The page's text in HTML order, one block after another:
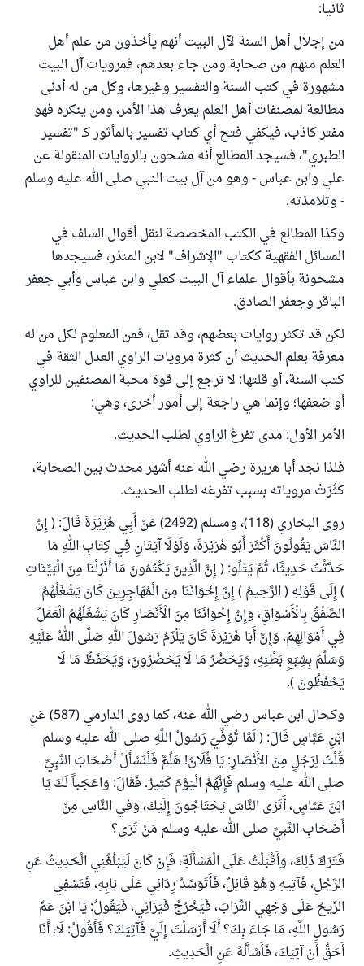
ثانيا:
من إجلال أهل السنة لآل البيت أنهم يأخذون من علم أهل
العلم منهم من صحابة ومن جاء بعدهم، فمرويات آل البيت
مشهورة في كتب السنة والتفسير وغيرها، وكل من له أدنى
مطالعة لمصنفات أهل العلم يعرف هذا الأمر، ومن ينكره فهو
مفتر كاذب، فيكفي فتح أي كتاب تفسير بالمأثور كـ "تفسير
الطبري"، فسيجد المطالع أنه مشحون بالروايات المنقولة عن
علي وابن عباس - وهو من آل بيت النبي صلى الله عليه وسلم
- وتلامذته.
وكذا المطالع في الكتب المخصصة لنقل أقوال السلف في
المسائل الفقهية ككتاب "الإشراف" لابن المنذر، فسيجدها
مشحونة بأقوال علماء آل البيت كعلي وابن عباس وأبي جعفر
الباقر وجعفر الصادق.
لكن قد تكثر روايات بعضهم، وقد تقل، فمن المعلوم لكل من له
معرفة بعلم الحديث أن كثرة مرويات الراوي العدل الثقة في
كتب السنة، أو قلتها: لا ترجع إلى قوة محبة المصنفين للراوي
أو ضعفها؛ وإنما هي راجعة إلى أمور أخرى، وهي:
الأمر الأول: مدى تفرغ الراوي لطلب الحديث.
فلذا نجد أبا هريرة رضي الله عنه أشهر محدث بين الصحابة،
كثُرَتْ مروياته بسبب تفرغه لطلب الحديث.
روى البخاري (118)، ومسلم (2492) عَنْ ‌أَبِي هُرَيْرَةَ قَالَ: ( إِنَّ
النَّاسَ يَقُولُونَ أَكْثَرَ أَبُو هُرَيْرَةَ، وَلَوْلَا آيَتَانِ فِي كِتَابِ اللهِ مَا
حَدَّثْتُ حَدِيثًا، ثُمَّ يَتْلُو: ( إِنَّ الَّذِينَ يَكْتُمُونَ مَا أَنْزَلْنَا مِنَ الْبَيِّنَاتِ
) إِلَى قَوْلِهِ ( الرَّحِيمُ ) إِنَّ إِخْوَانَنَا مِنَ الْمُهَاجِرِينَ كَانَ يَشْغَلُهُمُ
الصَّفْقُ ‌بِالْأَسْوَاقِ، وَإِنَّ إِخْوَانَنَا مِنَ الْأَنْصَارِ كَانَ يَشْغَلُهُمُ الْعَمَلُ
فِي أَمْوَالِهِمْ، وَإِنَّ أَبَا هُرَيْرَةَ كَانَ يَلْزَمُ رَسُولَ اللهِ صَلَّى اللهُ عَلَيْهِ
وَسَلَّمَ بِشِبَعِ بَطْنِهِ، وَيَحْضُرُ مَا لَا يَحْضُرُونَ، وَيَحْفَظُ مَا لَا
يَحْفَظُونَ ).
وكحال ابن عباس رضي الله عنه، كما روى الدارمي (587) عَنِ
ابْنِ عَبَّاسٍ قَالَ: ( لَمَّا تُوُفِّيَ رَسُولُ اللَّهِ صلى الله عليه وسلم
قُلْتُ لِرَجُلٍ مِنَ الأَنْصَارِ: يَا فُلَانُ! هَلُمَّ فَلْنَسْأَلْ أَصْحَابَ النَّبِيِّ
صلى الله عليه وسلم فَإِنَّهُمُ ‌الْيَوْمَ ‌كَثِيرٌ. فَقَالَ: وَاعَجَباً لَكَ يَا
ابْنَ عَبَّاسٍ، أَتَرَى النَّاسَ يَحْتَاجُونَ إِلَيْكَ، وَفي النَّاسِ مِنْ
أَصْحَابِ النَّبيِّ صلى الله عليه وسلم مَنْ تَرَى؟
فَتَرَكَ ذَلِكَ، وَأَقْبَلْتُ عَلَى الْمَسْأَلَةِ، فَإِنْ كَانَ لَيَبْلُغُنِي الْحَدِيثُ عَنِ
الرَّجُلِ، فَآتِيهِ وَهُوَ قَائِلٌ، فَأَتَوَسَّدُ رِدَائِي عَلَى بَابِهِ، فَتَسْفِي
الرِّيحُ عَلَى وَجْهِي التُّرَابَ، فَيَخْرُجُ فَيَرَانِي، فَيَقُولُ: يَا ابْنَ عَمِّ
رَسُولِ اللَّهِ، مَا جَاءَ بِكَ؟ أَلَا أَرْسَلْتَ إِلَيَّ فَآتِيَكَ؟ فَأَقُولُ: لَا، أَنَا
أَحَقُّ أَنْ آتِيَكَ، فَأَسْأَلُهُ عَنِ الْحَدِيثِ.